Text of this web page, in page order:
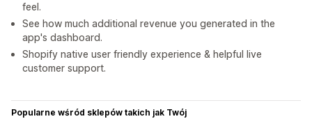
feel.
See how much additional revenue you generated in the
app's dashboard.
Shopify native user friendly experience & helpful live
customer support.
Popularne wśród sklepów takich jak Twój